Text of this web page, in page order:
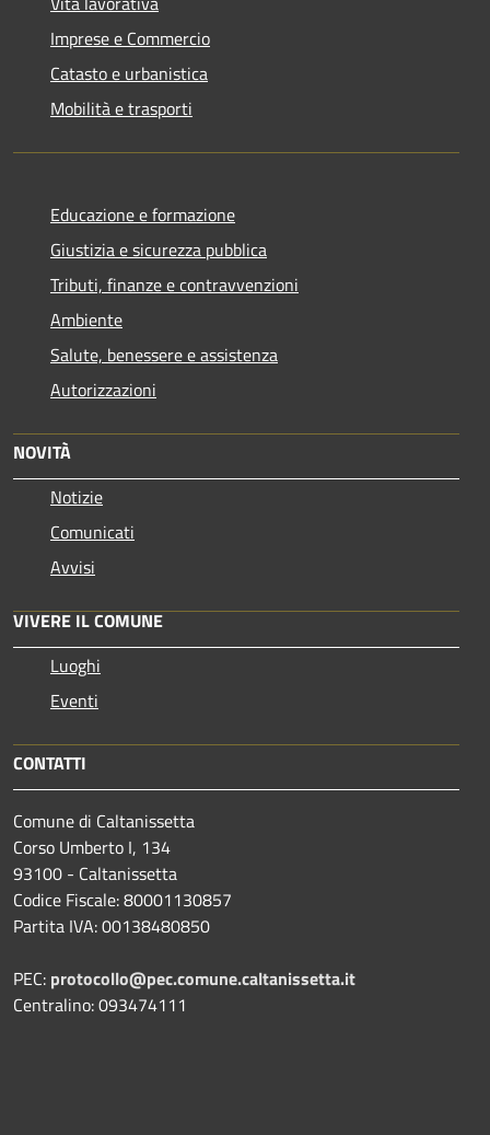
Imprese e Commercio
Catasto e urbanistica
Mobilità e trasporti
Educazione e formazione
Giustizia e sicurezza pubblica
Tributi, finanze e contravvenzioni
Ambiente
Salute, benessere e assistenza
Autorizzazioni
NOVITÀ
Notizie
Comunicati
Avvisi
VIVERE IL COMUNE
Luoghi
Eventi
CONTATTI
Comune di Caltanissetta
Corso Umberto I, 134
93100 - Caltanissetta
Codice Fiscale: 80001130857
Partita IVA: 00138480850
PEC: protocollo@pec.comune.caltanissetta.it
Centralino: 093474111